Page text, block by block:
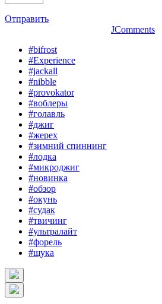
Отправить
JComments
#bifrost
#Experience
#jackall
#nibble
#provokator
#воблеры
#голавль
#джиг
#жерех
#зимний спиннинг
#лодка
#микроджиг
#новинка
#обзор
#окунь
#судак
#твичинг
#ультралайт
#форель
#щука